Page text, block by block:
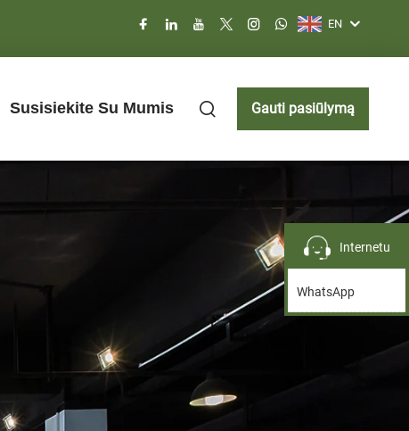
EN
Susisiekite Su Mumis Gauti pasiūlymą
Internetu
WhatsApp